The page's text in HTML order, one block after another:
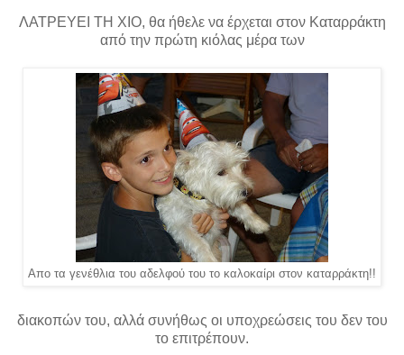
ΛΑΤΡΕΥΕΙ ΤΗ ΧΙΟ, θα ήθελε να έρχεται στον Καταρράκτη
από την πρώτη κιόλας μέρα των
Απο τα γενέθλια του αδελφού του το καλοκαίρι στον καταρράκτη!!
διακοπών του, αλλά συνήθως οι υποχρεώσεις του δεν του
το επιτρέπουν.